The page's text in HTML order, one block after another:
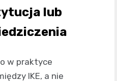
lub
w praktyce
IKE, a nie